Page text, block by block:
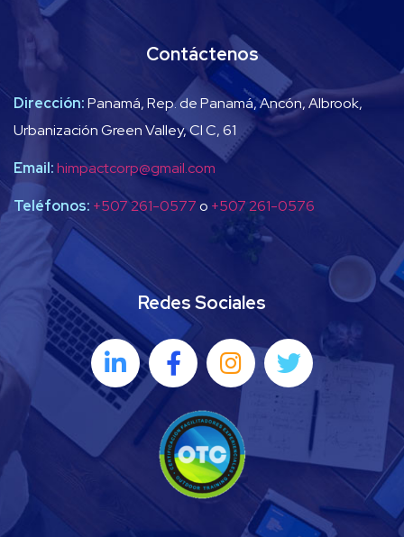
Contáctenos
Dirección:Panamá, Rep. de Panamá, Ancón, Albrook,
Urbanización Green Valley, Cl C, 61
Email:himpactcorp@gmail.com
Teléfonos: +507 261-0577o +507 261-0576
Redes Sociales